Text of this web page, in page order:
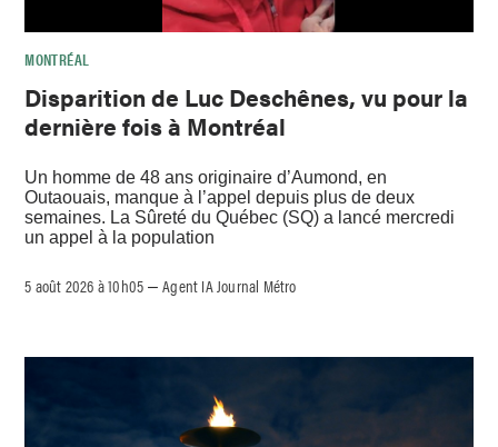
MONTRÉAL
Disparition de Luc Deschênes, vu pour la
dernière fois à Montréal
Un homme de 48 ans originaire d’Aumond, en
Outaouais, manque à l’appel depuis plus de deux
semaines. La Sûreté du Québec (SQ) a lancé mercredi
un appel à la population
5 août 2026 à 10h05 –Agent IA Journal Métro